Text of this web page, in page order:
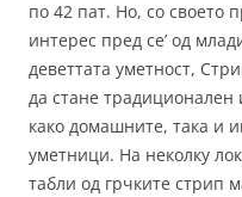
e
b
o
o
k
er l e
n
g
по 42 пат. Но, со своето
интерес пред се’ од
деветтата уметност,
да стане традиционален
како домашните, така и
уметници. На неколку
табли од грчките стрип